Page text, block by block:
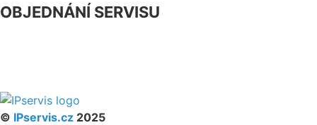
OBJEDNÁNÍ SERVISU
© IPservis.cz 2025